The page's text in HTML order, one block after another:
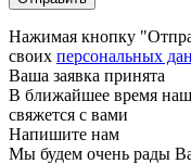
Нажимая кнопку
своих персональных
Ваша заявка принята
В ближайшее время наш
свяжется с вами
Напишите нам
Мы будем очень рады